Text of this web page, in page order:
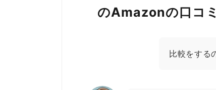
のAmazonの口コ
比較をする